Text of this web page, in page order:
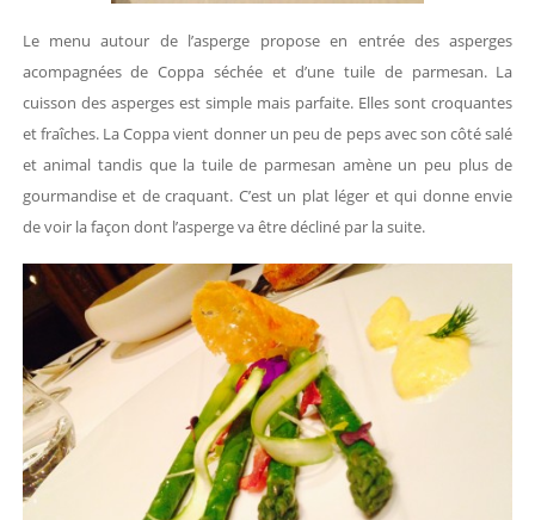
Le menu autour de l’asperge propose en entrée des asperges
acompagnées de Coppa séchée et d’une tuile de parmesan. La
cuisson des asperges est simple mais parfaite. Elles sont croquantes
et fraîches. La Coppa vient donner un peu de peps avec son côté salé
et animal tandis que la tuile de parmesan amène un peu plus de
gourmandise et de craquant. C’est un plat léger et qui donne envie
de voir la façon dont l’asperge va être décliné par la suite.